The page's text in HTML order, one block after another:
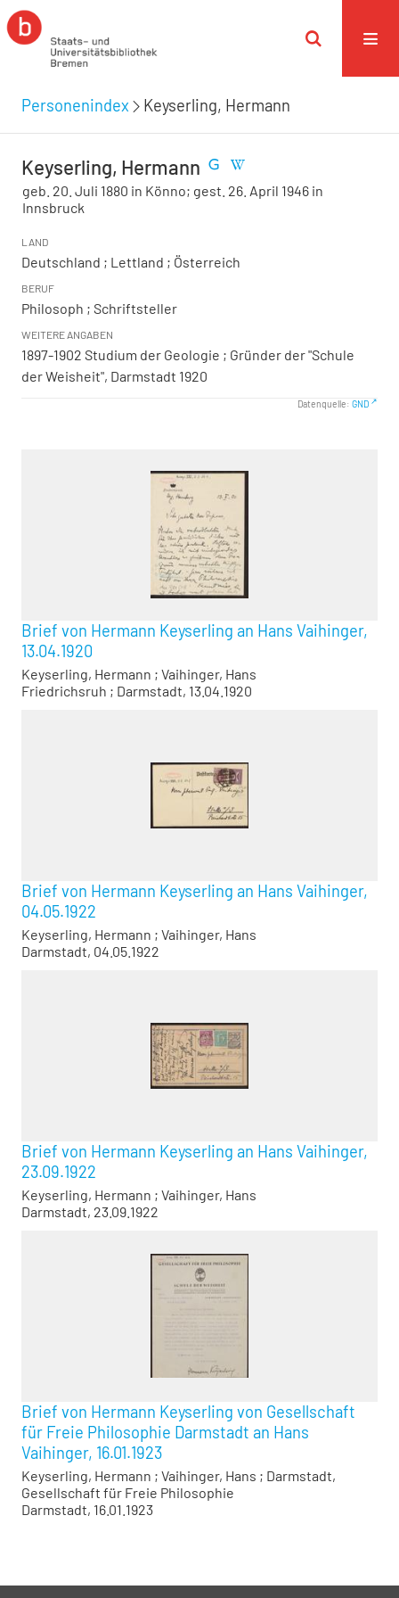
Personenindex Keyserling, Hermann
Keyserling, Hermann
geb. 20. Juli 1880 in Könno; gest. 26. April 1946 in
Innsbruck
LAND
Deutschland ; Lettland ; Österreich
BERUF
Philosoph ; Schriftsteller
WEITERE ANGABEN
1897-1902 Studium der Geologie ; Gründer der "Schule
der Weisheit", Darmstadt 1920
Datenquelle: GND
Brief von Hermann Keyserling an Hans Vaihinger,
13.04.1920
Keyserling, Hermann ; Vaihinger, Hans
Friedrichsruh ; Darmstadt, 13.04.1920
Brief von Hermann Keyserling an Hans Vaihinger,
04.05.1922
Keyserling, Hermann ; Vaihinger, Hans
Darmstadt, 04.05.1922
Brief von Hermann Keyserling an Hans Vaihinger,
23.09.1922
Keyserling, Hermann ; Vaihinger, Hans
Darmstadt, 23.09.1922
Brief von Hermann Keyserling von Gesellschaft
für Freie Philosophie Darmstadt an Hans
Vaihinger, 16.01.1923
Keyserling, Hermann ; Vaihinger, Hans ; Darmstadt,
Gesellschaft für Freie Philosophie
Darmstadt, 16.01.1923